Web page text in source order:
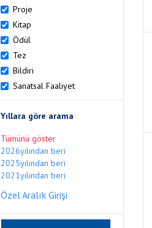
Proje
Kitap
Ödül
Tez
Bildiri
Sanatsal Faaliyet
Yıllara göre arama
Tümünü göster
2026yılından beri
2025yılından beri
2021yılından beri
Özel Aralık Girişi